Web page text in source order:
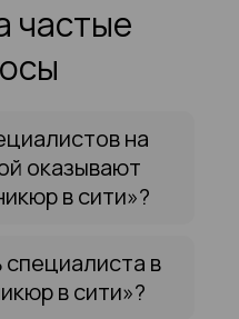
частые
на
оказывают
в сити»?
специалиста в
в сити»?